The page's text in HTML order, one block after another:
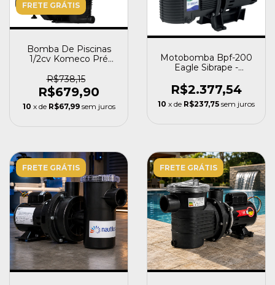
FRETE GRÁTIS
Bomba De Piscinas
1/2cv Komeco Pré
R$738,15
R$679,90
10 x de R$67,99 sem juros
Motobomba Bpf-200
Eagle Sibrape -
R$2.377,54
10 x de R$237,75 sem juros
FRETE GRÁTIS FRETE GRÁTIS